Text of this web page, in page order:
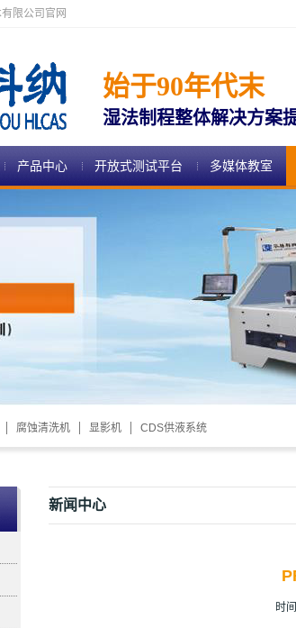
限公司官网
始于90年代末
湿法制程整体解决方案
产品中心 开放式测试平台 多媒体教室
腐蚀清洗机 显影机 CDS供液系统
新闻中心
时